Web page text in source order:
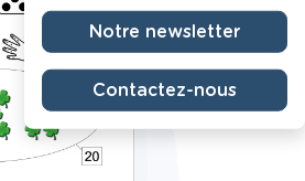
Notre newsletter
Contactez-nous